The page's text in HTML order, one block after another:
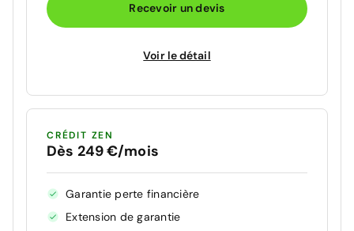
Recevoir un devis
Voir le détail
CRÉDIT ZEN
Dès 249 €/mois
Garantie perte financière
Extension de garantie